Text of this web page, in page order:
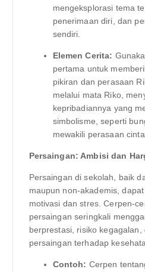
mengeksplorasi tema
penerimaan diri, dan
sendiri.
Elemen Cerita:
pertama untuk
pikiran dan perasaan
melalui mata Riko,
kepribadiannya yang
simbolisme, seperti
mewakili perasaan cinta
Persaingan: Ambisi dan
Persaingan di sekolah, baik
maupun non-akademis,
motivasi dan stres. Cerpen-
persaingan seringkali
berprestasi, risiko kegagalan,
persaingan terhadap
Contoh: Cerpen